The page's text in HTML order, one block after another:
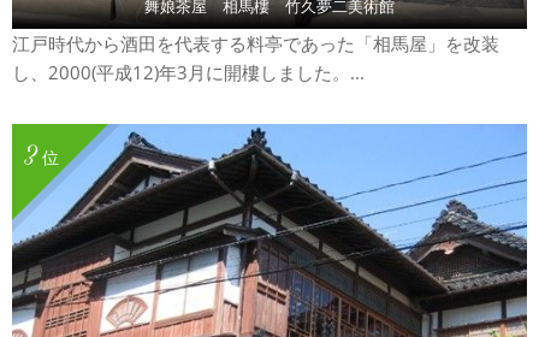
舞娘茶屋 相馬樓 竹久夢二美術館
江戸時代から酒田を代表する料亭であった「相馬屋」を改装
し、2000(平成12)年3月に開樓しました。...
位
3